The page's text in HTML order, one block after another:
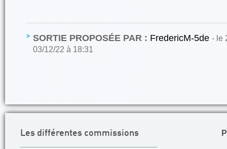
SORTIE PROPOSÉE PAR : FredericM-5de - le
03/12/22 à 18:31
Les différentes commissions